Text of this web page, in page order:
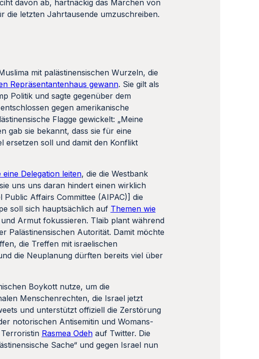
Repräsentantenhaus gewann
gegen amerikanische
Flagge gewickelt: „Meine
gab sie bekannt, dass sie für eine
soll und damit den Konflikt
Delegation leiten, die die Westbank
uns uns daran hindert einen wirklich
soll sich hauptsächlich auf Themen wie
Armut fokussieren. Tlaib plant während
Autorität. Damit möchte
die Treffen mit israelischen
die Neuplanung dürften bereits viel über
Boykott nutze, um die
Menschenrechten, die Israel jetzt
notorischen Antisemitin und Womans-
TerroristinRasmea Odehauf Twitter. Die
Sache“ und gegen Israel nun